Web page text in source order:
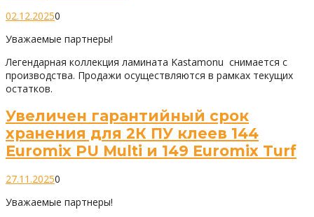
02.12.20250
Уважаемые партнеры!
Легендарная коллекция ламината Kastamonu снимается с
производства. Продажи осуществляются в рамках текущих
остатков.
Увеличен гарантийный срок
хранения для 2К ПУ клеев 144
Euromix PU Multi и 149 Euromix Turf
27.11.20250
Уважаемые партнеры!